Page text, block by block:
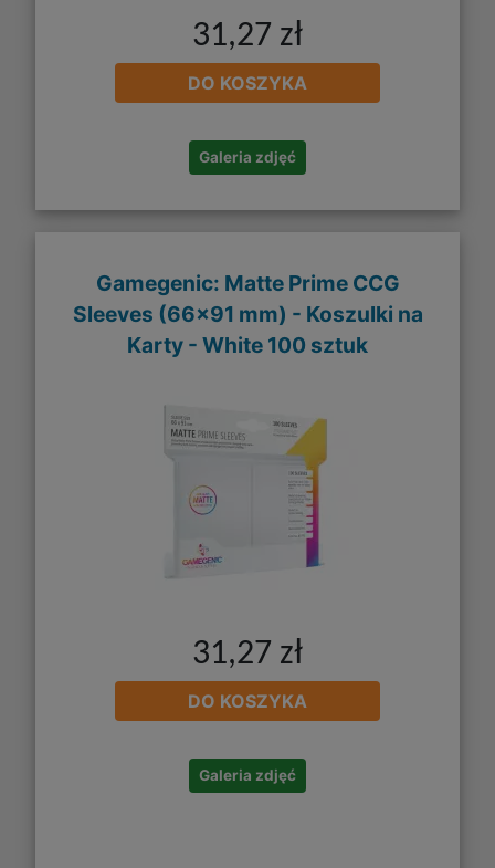
31,27 zł
DO KOSZYKA
Galeria zdjęć
Gamegenic: Matte Prime CCG
Sleeves (66x91 mm) - Koszulki na
Karty - White 100 sztuk
31,27 zł
DO KOSZYKA
Galeria zdjęć